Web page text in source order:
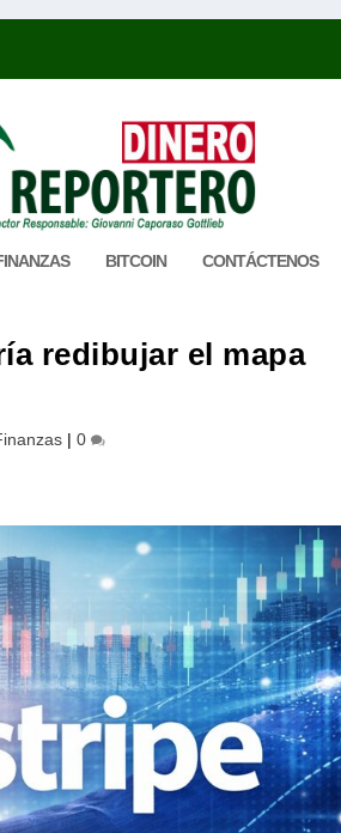
BITCOIN CONTÁCTENOS
redibujar el mapa
|0